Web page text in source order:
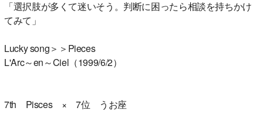
「選択肢が多くて迷いそう。判断に困ったら相談を持ちかけ
てみて」
Lucky song＞＞Pieces
L'Arc～en～Ciel（1999/6/2）
7th Pisces × 7位 うお座